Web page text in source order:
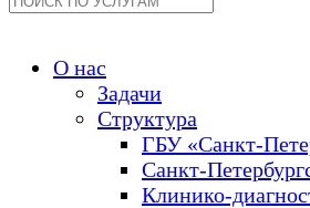
О нас
Задачи
Структура
ГБУ «Санкт-
Санкт-
Клинико-